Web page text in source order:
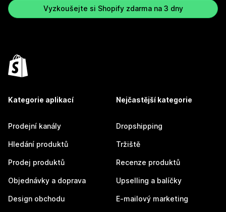
Vyzkoušejte si Shopify zdarma na 3 dny
Kategorie aplikací
Prodejní kanály
Hledání produktů
Prodej produktů
Objednávky a doprava
Design obchodu
Nejčastější kategorie
Dropshipping
Tržiště
Recenze produktů
Upselling a balíčky
E-mailový marketing